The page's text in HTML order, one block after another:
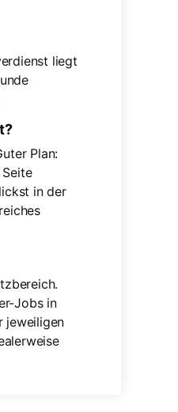
liegt
Plan:
in der
Jobs in
jeweiligen